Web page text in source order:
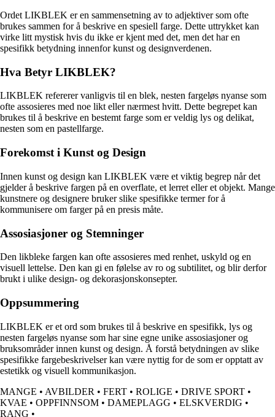
Ordet LIKBLEK er en sammensetning av to adjektiver som ofte
brukes sammen for å beskrive en spesiell farge. Dette uttrykket kan
virke litt mystisk hvis du ikke er kjent med det, men det har en
spesifikk betydning innenfor kunst og designverdenen.
Hva Betyr LIKBLEK?
LIKBLEK refererer vanligvis til en blek, nesten fargeløs nyanse som
ofte assosieres med noe likt eller nærmest hvitt. Dette begrepet kan
brukes til å beskrive en bestemt farge som er veldig lys og delikat,
nesten som en pastellfarge.
Forekomst i Kunst og Design
Innen kunst og design kan LIKBLEK være et viktig begrep når det
gjelder å beskrive fargen på en overflate, et lerret eller et objekt. Mange
kunstnere og designere bruker slike spesifikke termer for å
kommunisere om farger på en presis måte.
Assosiasjoner og Stemninger
Den likbleke fargen kan ofte assosieres med renhet, uskyld og en
visuell lettelse. Den kan gi en følelse av ro og subtilitet, og blir derfor
brukt i ulike design- og dekorasjonskonsepter.
Oppsummering
LIKBLEK er et ord som brukes til å beskrive en spesifikk, lys og
nesten fargeløs nyanse som har sine egne unike assosiasjoner og
bruksområder innen kunst og design. Å forstå betydningen av slike
spesifikke fargebeskrivelser kan være nyttig for de som er opptatt av
estetikk og visuell kommunikasjon.
MANGE • AVBILDER • FERT • ROLIGE • DRIVE SPORT •
KVAE • OPPFINNSOM • DAMEPLAGG • ELSKVERDIG •
RANG •